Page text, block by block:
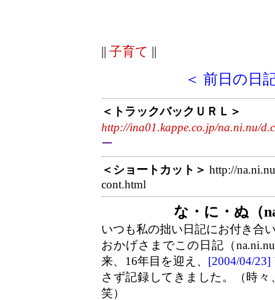
|| 子育て ||
＜ 前日の日
＜トラックバックＵＲＬ＞
http://ina01.kappe.co.jp/na.ni.nu/
ー
＜ショートカット＞ http://
cont.html
な・に・ぬ（
いつも私の拙い日記にお付き合
おかげさまでこの日記（
来、16年目を迎え、 [2004/04/23]
さず記録してきました。（時
笑）